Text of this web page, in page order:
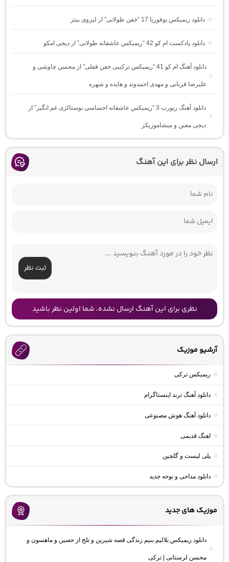
دانلود ریمیکس یوفوریا 17 “خفن طولانی” از لیروی بیتز
دانلود پادکست ام کو 42 “ریمیکس عاشقانه طولانی” از دیجی امکو
دانلود آهنگ ام کو 41 “ریمیکس ترکیبی خفن قفلی” از محسن چاوشی و
علیرضا قربانی و مهدی احمدوند و هایده و شهره
دانلود آهنگ ریورب 3 “ریمیکس عاشقانه احساسی نوستالژی غم انگیز” از
دیجی معین و میشاموزیکز
ارسال نظر برای این آهنگ
ثبت نظر
نظری برای این آهنگ ارسال نشده، شما اولین نظر باشید
آرشیو موزیک
ریمیکس ترکی
دانلود آهنگ ترند اینستاگرام
دانلود آهنگ هوش مصنوعی
اهنگ قدیمی
پلی لیست و گلچین
دانلود مداحی و نوحه جدید
موزیک های جدید
دانلود ریمیکس بلالیم بنیم زندگی قصه شیرین و تلخ از حصین و ماهسون و
محسن لرستانی | ترکی